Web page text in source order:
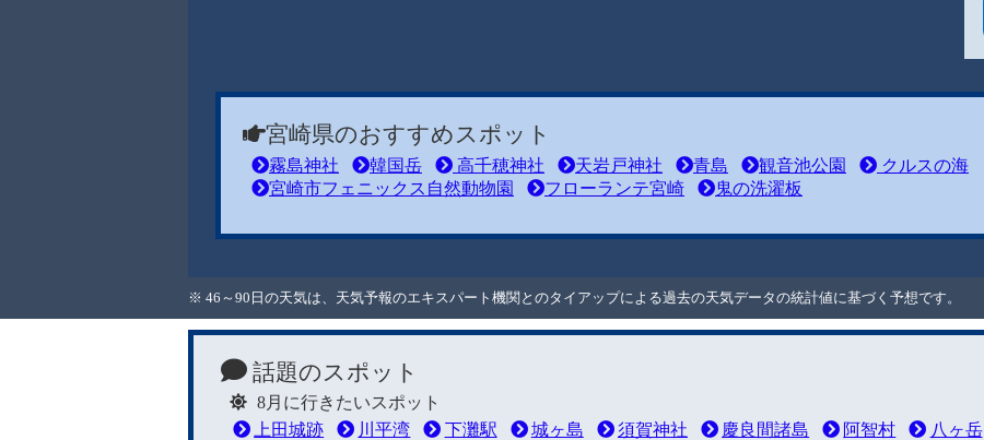
宮崎県のおすすめスポット
霧島神社 韓国岳 高千穂神社 天岩戸神社 青島 観音池公園
クルスの海
宮崎市フェニックス自然動物園
フローランテ宮崎 鬼の洗濯板
※ 46～90日の天気は、天気予報のエキスパート機関とのタイアップによる過去の天気データの統計値に基づく予想です。
話題のスポット
8月に行きたいスポット
上田城跡
川平湾 下灘駅 城ヶ島 須賀神社 慶良間諸島 阿智村 八ヶ岳